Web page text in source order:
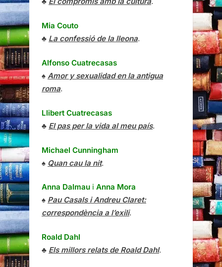
Mia Couto
♣ La confessió de la lleona.
Alfonso Cuatrecasas
♠ Amor y sexualidad en la antigua
roma.
Llibert Cuatrecasas
♣ El pas per la vida al meu país.
Michael Cunningham
♠ Quan cau la nit.
Anna Dalmau i Anna Mora
♠ Pau Casals i Andreu Claret:
correspondència a l’exili.
Roald Dahl
♣ Els millors relats de Roald Dahl.